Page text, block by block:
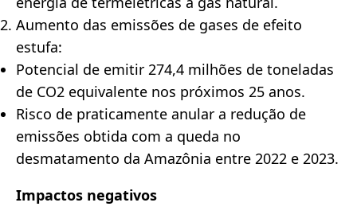
Aumento das emissões de gases de efeito
estufa:
Potencial de emitir 274,4 milhões de toneladas
de CO2 equivalente nos próximos 25 anos.
Risco de praticamente anular a redução de
emissões obtida com a queda no
desmatamento da Amazônia entre 2022 e 2023.
Impactos negativos